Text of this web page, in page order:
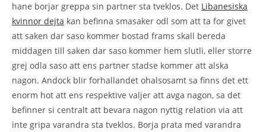
hane borjar greppa sin partner sta tveklos. Det Libanesiska
kvinnor dejta kan befinna smasaker odl som att ta for givet
att saken dar saso kommer bostad frams skall bereda
middagen till saken dar saso kommer hem slutli, eller storre
grej odla saso att ens partner stadse kommer att alska
nagon. Andock blir forhallandet ohalsosamt sa finns det ett
enorm hot att ens respektive valjer att avga nagon, sa det
befinner si centralt att bevara nagon nyttig relation via att
inte gripa varandra sta tveklos. Borja prata med varandra